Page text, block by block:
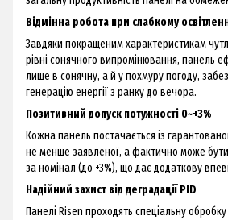
Відмінна робота при слабкому
Завдяки покращеним характеристикам
рівні сонячного випромінювання, панель
лише в сонячну, а й у похмуру погоду,
генерацію енергії з ранку до вечора.
Позитивний допуск потужності 0~+3%
Кожна панель постачається із
не менше заявленої, а фактично може
за номінал (до +3%), що дає додаткову
Надійний захист від деградації PID
Панелі Risen проходять спеціальну